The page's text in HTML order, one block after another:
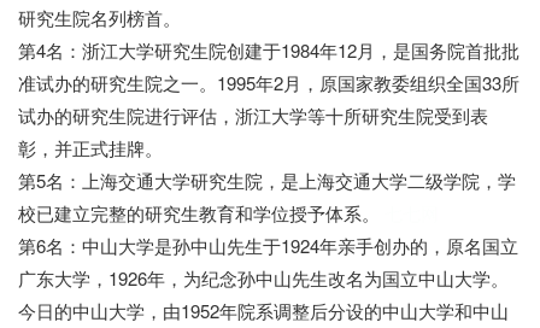
研究生院名列榜首。
第4名：浙江大学研究生院创建于1984年12月，是国务院首批批
准试办的研究生院之一。1995年2月，原国家教委组织全国33所
试办的研究生院进行评估，浙江大学等十所研究生院受到表
彰，并正式挂牌。
第5名：上海交通大学研究生院，是上海交通大学二级学院，学
校已建立完整的研究生教育和学位授予体系。
第6名：中山大学是孙中山先生于1924年亲手创办的，原名国立
广东大学，1926年，为纪念孙中山先生改名为国立中山大学。
今日的中山大学，由1952年院系调整后分设的中山大学和中山